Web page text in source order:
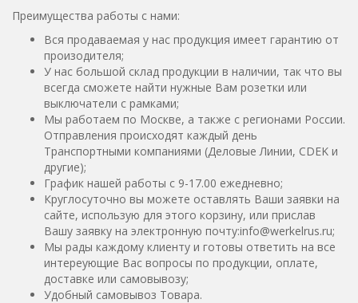
Преимущества работы с нами:
Вся продаваемая у нас продукция имеет гарантию от
произодителя;
У нас большой склад продукции в наличии, так что вы
всегда сможете найти нужные Вам розетки или
выключатели с рамками;
Мы работаем по Москве, а также с регионами России.
Отправления происходят каждый день
Транспортными компаниями (Деловые Линии, CDEK и
другие);
График нашей работы с 9-17.00 ежедневно;
Круглосуточно вы можете оставлять Ваши заявки на
сайте, использую для этого корзину, или прислав
Вашу заявку на электронную почту:info@werkelrus.ru;
Мы рады каждому клиенту и готовы ответить на все
интереующие Вас вопросы по продукции, оплате,
доставке или самовывозу;
Удобный самовывоз Товара.